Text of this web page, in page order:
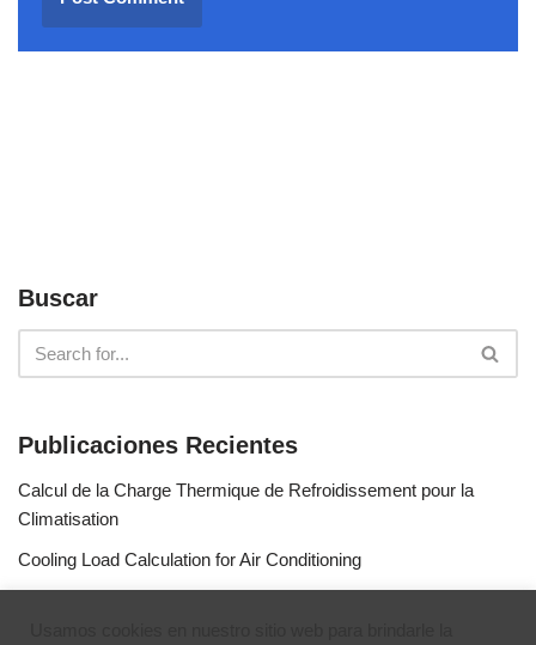
Buscar
Publicaciones Recientes
Calcul de la Charge Thermique de Refroidissement pour la
Climatisation
Cooling Load Calculation for Air Conditioning